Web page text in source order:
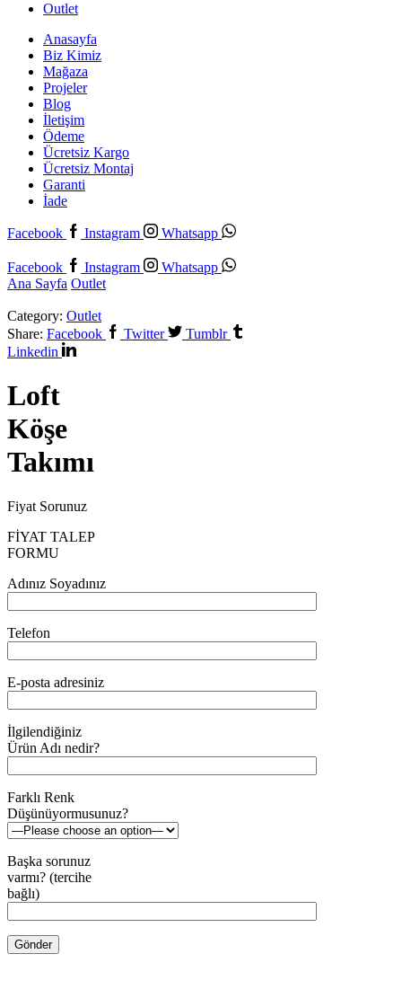
Outlet
Anasayfa
Biz Kimiz
Mağaza
Projeler
Blog
İletişim
Ödeme
Ücretsiz Kargo
Ücretsiz Montaj
Garanti
İade
Facebook Instagram Whatsapp
Facebook Instagram
Whatsapp
Ana Sayfa Outlet
Category: Outlet
Share: Facebook Twitter
Tumblr
Linkedin
Loft
Köşe
Takımı
Fiyat Sorunuz
FİYAT TALEP
FORMU
Adınız Soyadınız
Telefon
E-posta adresiniz
İlgilendiğiniz
Ürün Adı nedir?
Farklı Renk
Düşünüyormusunuz?
Başka sorunuz
varmı? (tercihe
bağlı)